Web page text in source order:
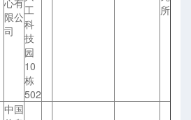
心有
限公
司
工
科
技
园
10
栋
502
所
中国